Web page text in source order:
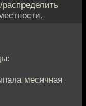
месячная